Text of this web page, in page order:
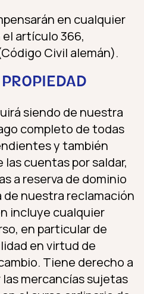
en cualquier
artículo 366,
Civil alemán).
siendo de nuestra
completo de todas
y también
cuentas por saldar,
a reserva de dominio
nuestra reclamación
incluye cualquier
en particular de
en virtud de
Tiene derecho a
mercancías sujetas